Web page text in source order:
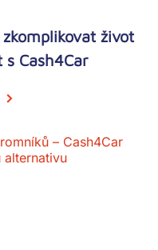
život
s Cash4Car